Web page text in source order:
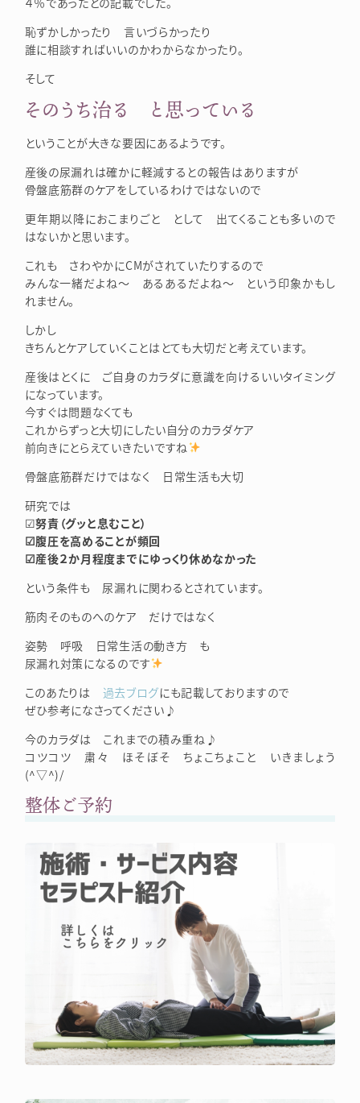
恥ずかしかったり 言いづらかったり
誰に相談すればいいのかわからなかったり。
そして
そのうち治る と思っている
ということが大きな要因にあるようです。
産後の尿漏れは確かに軽減するとの報告はありますが
骨盤底筋群のケアをしているわけではないので
更年期以降におこまりごと として 出てくることも多いので
はないかと思います。
これも さわやかにCMがされていたりするので
みんな一緒だよね～ あるあるだよね～ という印象かもし
れません。
しかし
きちんとケアしていくことはとても大切だと考えています。
産後はとくに ご自身のカラダに意識を向けるいいタイミング
になっています。
今すぐは問題なくても
これからずっと大切にしたい自分のカラダケア
前向きにとらえていきたいですね
骨盤底筋群だけではなく 日常生活も大切
研究では
☑努責（グッと息むこと）
☑腹圧を高めることが頻回
☑産後２か月程度までにゆっくり休めなかった
という条件も 尿漏れに関わるとされています。
筋肉そのものへのケア だけではなく
姿勢 呼吸 日常生活の動き方 も
尿漏れ対策になるのです
このあたりは 過去ブログにも記載しておりますので
ぜひ参考になさってください♪
今のカラダは これまでの積み重ね♪
コツコツ 粛々 ほそぼそ ちょこちょこと いきましょう
(^▽^)/
整体ご予約